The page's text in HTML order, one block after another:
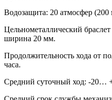
Водозащита: 20 атмосфер (200
Цельнометаллический
ширина 20 мм.
Продолжительность хода от
часа.
Средний суточный ход: -20…